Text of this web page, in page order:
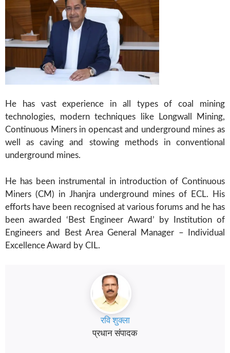
He has vast experience in all types of coal mining
technologies, modern techniques like Longwall Mining,
Continuous Miners in opencast and underground mines as
well as caving and stowing methods in conventional
underground mines.
He has been instrumental in introduction of Continuous
Miners (CM) in Jhanjra underground mines of ECL. His
efforts have been recognised at various forums and he has
been awarded ‘Best Engineer Award’ by Institution of
Engineers and Best Area General Manager – Individual
Excellence Award by CIL.
रवि शुक्ला
प्रधान संपादक